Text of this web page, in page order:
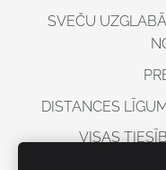
SVEČU
DISTANCES
VISAS